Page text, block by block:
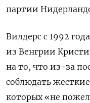
партии
Вилдерс с 1992
из Венгрии
на то, что из-за
соблюдать
которых «не